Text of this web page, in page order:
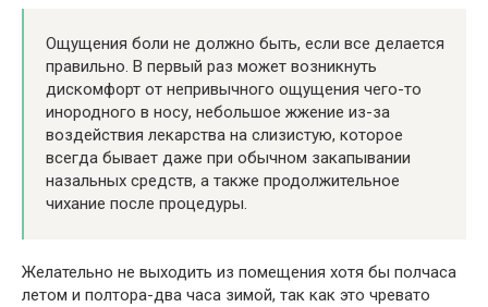
Ощущения боли не должно быть, если все делается
правильно. В первый раз может возникнуть
дискомфорт от непривычного ощущения чего-то
инородного в носу, небольшое жжение из-за
воздействия лекарства на слизистую, которое
всегда бывает даже при обычном закапывании
назальных средств, а также продолжительное
чихание после процедуры.
Желательно не выходить из помещения хотя бы полчаса
летом и полтора-два часа зимой, так как это чревато